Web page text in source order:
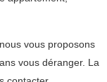
vous proposons
vous déranger. La